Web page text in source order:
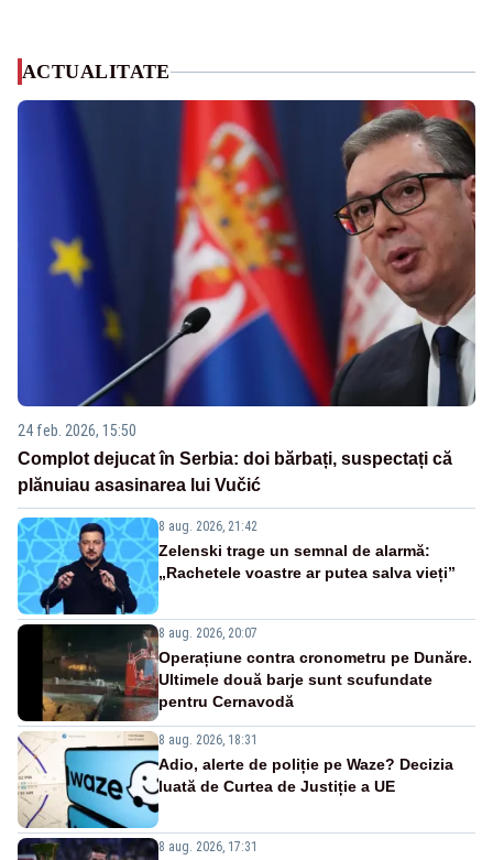
ACTUALITATE
24 feb. 2026, 15:50
Complot dejucat în Serbia: doi bărbați, suspectați că
plănuiau asasinarea lui Vučić
8 aug. 2026, 21:42
Zelenski trage un semnal de alarmă:
„Rachetele voastre ar putea salva vieți”
8 aug. 2026, 20:07
Operațiune contra cronometru pe Dunăre.
Ultimele două barje sunt scufundate
pentru Cernavodă
8 aug. 2026, 18:31
Adio, alerte de poliție pe Waze? Decizia
luată de Curtea de Justiție a UE
8 aug. 2026, 17:31